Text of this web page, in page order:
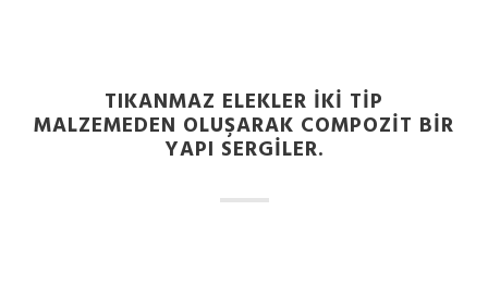
TIKANMAZ ELEKLER IKI TIP
MALZEMEDEN OLUŞARAK COMPOZIT BIR
YAPI SERGILER.